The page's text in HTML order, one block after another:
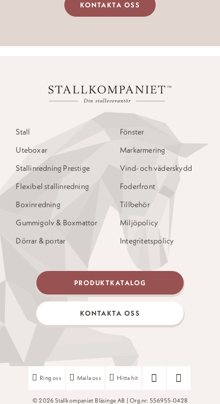
KONTAKTA OSS
Stall
Uteboxar
Stallinredning Prestige
Flexibel stallinredning
Boxinredning
Gummigolv & Boxmattor
Dörrar & portar
Fönster
Markarmering
Vind- och väderskydd
Foderfront
Tillbehör
Miljöpolicy
Integritetspolicy
PRODUKTKATALOG
KONTAKTA OSS
Ring oss Maila oss Hitta hit
© 2026 Stallkompaniet Bläsinge AB | Org.nr: 556955-0428